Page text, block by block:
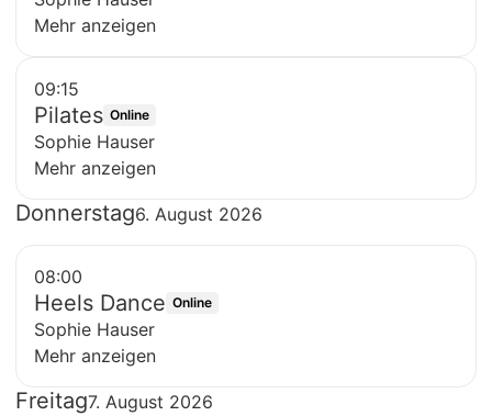
Mehr anzeigen
09:15
Pilates Online
Sophie Hauser
Mehr anzeigen
Donnerstag6. August 2026
08:00
Heels Dance Online
Sophie Hauser
Mehr anzeigen
Freitag7. August 2026